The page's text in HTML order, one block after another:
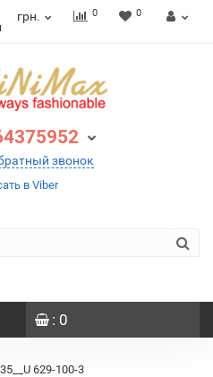
грн. 0 0
звонок
в Viber
: 0
629-100-3